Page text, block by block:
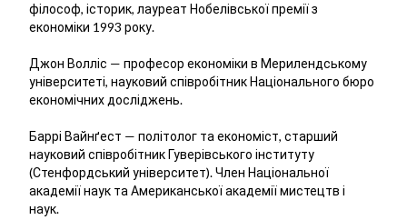
філософ, історик, лауреат Нобелівської премії з
економіки 1993 року.
Джон Волліс — професор економіки в Мерилендському
університеті, науковий співробітник Національного бюро
економічних досліджень.
Баррі Вайнґест — політолог та економіст, старший
науковий співробітник Гуверівського інституту
(Стенфордський університет). Член Національної
академії наук та Американської академії мистецтв і
наук.